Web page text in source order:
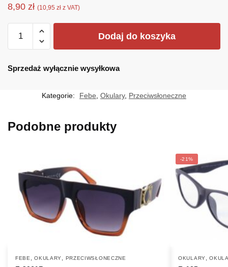
8,90 zł (10,95 zł z VAT)
Dodaj do koszyka
Sprzedaż wyłącznie wysyłkowa
Kategorie: Febe Okulary, Przeciwsłoneczne
Podobne produkty
FEBE ,OKULARY PRZECIWSŁONECZNE
-21%
OKULARY ,